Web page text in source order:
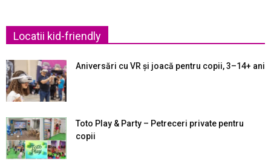
Locatii kid-friendly
Aniversări cu VR și joacă pentru copii, 3–14+ ani
Toto Play & Party – Petreceri private pentru
copii